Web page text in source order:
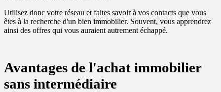
Utilisez donc votre réseau et faites savoir à vos contacts que vous
êtes à la recherche d'un bien immobilier. Souvent, vous apprendrez
ainsi des offres qui vous auraient autrement échappé.
Avantages de l'achat immobilier
sans intermédiaire